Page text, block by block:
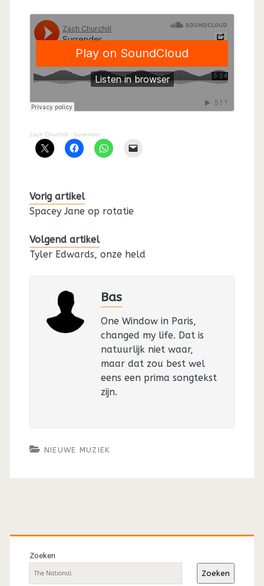
Zach Churchill· Surrender
Vorig artikel
Spacey Jane op rotatie
Volgend artikel
Tyler Edwards, onze held
Bas
One Window in Paris,
changed my life. Dat is
natuurlijk niet waar,
maar dat zou best wel
eens een prima songtekst
zijn.
NIEUWE MUZIEK
Primaire
sidebar
Zoeken
Zoeken